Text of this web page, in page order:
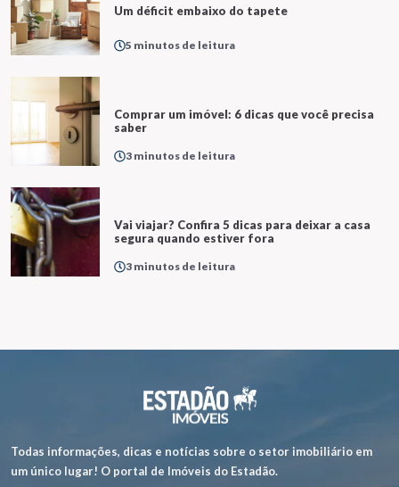
Um déficit embaixo do tapete
5 minutos de leitura
Comprar um imóvel: 6 dicas que você precisa
saber
3 minutos de leitura
Vai viajar? Confira 5 dicas para deixar a casa
segura quando estiver fora
3 minutos de leitura
Todas informações, dicas e notícias sobre o setor imobiliário em
um único lugar! O portal de Imóveis do Estadão.